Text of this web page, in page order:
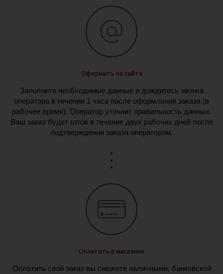
Оформить на сайте
Заполните необходимые данные и дождитесь звонка
оператора в течении 1 часа после оформления заказа (в
рабочее время). Оператор уточнит правильность данных.
Ваш заказ будет готов в течение двух рабочих дней после
подтверждения заказа оператором.
Оплатить в магазине
Оплатить свой заказ вы сможете наличными, банковской